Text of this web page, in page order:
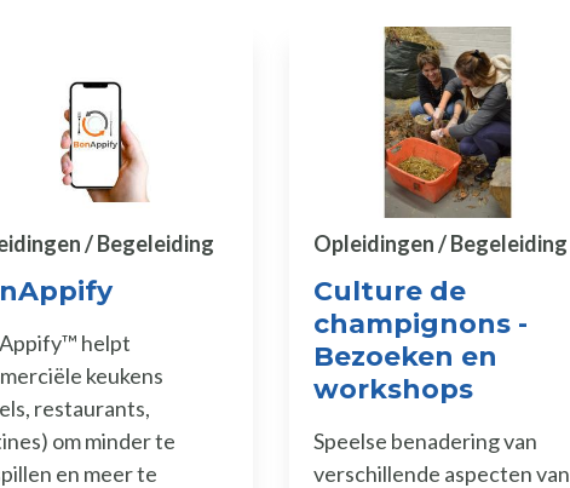
Actoren
Studies
Documentatie
/ Begeleiding
helpt
keukens
restaurants,
om minder te
en meer te
Culture de
champignons -
Bezoeken en
workshops
Opleidingen / Begeleiding
Speelse benadering van
verschillende aspecten van